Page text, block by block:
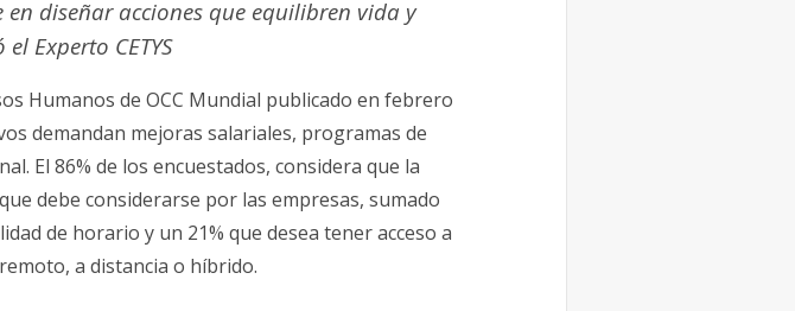
diseñar acciones que equilibren vida y
Experto CETYS
Humanos de OCC Mundial publicado en febrero
demandan mejoras salariales, programas de
El 86% de los encuestados, considera que la
debe considerarse por las empresas, sumado
de horario y un 21% que desea tener acceso a
a distancia o híbrido.